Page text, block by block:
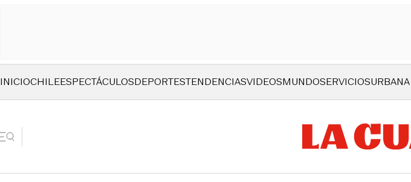
INICIOCHILEESPECTÁCULOSDEPORTESTENDENCIASVIDEOSMUNDOSERVICIOSURBANA